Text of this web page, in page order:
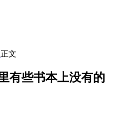
正文
有些书本上没有的